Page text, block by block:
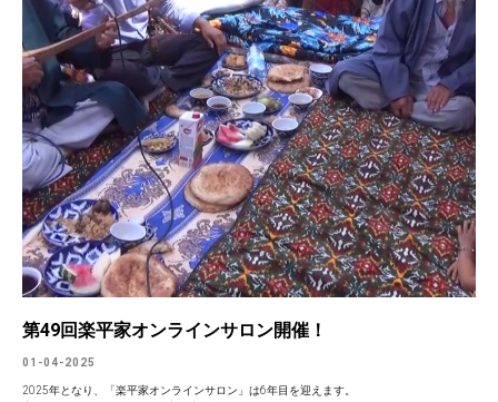
第49回楽平家オンラインサロン開催！
01-04-2025
2025年となり、「楽平家オンラインサロン」は6年目を迎えます。